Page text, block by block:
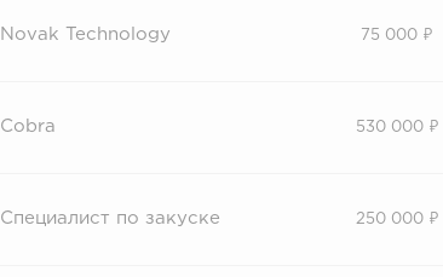
Novak Technology 75 000 ₽
Cobra 530 000 ₽
Специалист по закуске 250 000 ₽